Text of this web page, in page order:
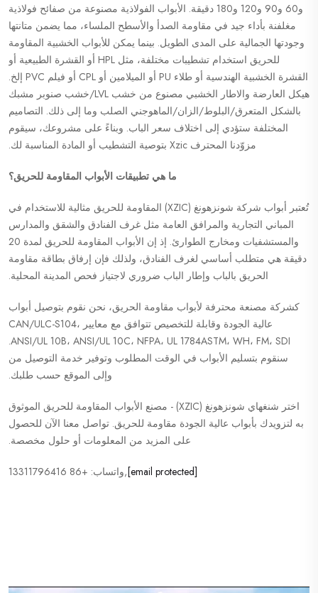
و60 و90 و120 و180 دقيقة. الأبواب الفولاذية مصنوعة من صفائح فولاذية
مغلفنة بأداء جيد في مقاومة الصدأ والأسطح الملساء، مما يضمن متانتها
وجودتها الجمالية على المدى الطويل. بينما يمكن للأبواب الخشبية المقاومة
للحريق استخدام تشطيبات مختلفة، مثل HPL أو القشرة الطبيعية أو
القشرة الخشبية الهندسية أو طلاء PU أو الميلامين أو CPL أو فيلم PVC إلخ.
هيكل العارضة والاطار الخشبي مصنوع من خشب LVL/خشب صنوبر مشبك
بالشكل المتعرق/البلوط/الزان/الماهوجني الصلب وما إلى ذلك. التصاميم
المختلفة ستؤدي إلى اختلاف سعر الباب. وبناءً على مشروعك، سيقوم
مزوّدنا المحترف Xzic بتوصية التشطيب أو المادة المناسبة لك.
ما هي تطبيقات الأبواب المقاومة للحريق؟
تُعتبر أبواب شركة شونزهونغ (XZIC) المقاومة للحريق مثالية للاستخدام في
المباني التجارية والمرافق العامة مثل غرف الفنادق والشقق والمدارس
والمستشفيات ومخارج الطوارئ. إذ إن الأبواب المقاومة للحريق لمدة 20
دقيقة هي متطلب أساسي لغرف الفنادق، ولذلك فإن إرفاق بطاقة مقاومة
الحريق بالباب وإطار الباب ضروري لاجتياز فحص المدينة المحلية.
كشركة مصنعة محترفة لأبواب مقاومة الحريق، نحن نقوم بتوصيل أبواب
عالية الجودة وقابلة للتخصيص تتوافق مع معايير CAN/ULC-S104،
ANSI/UL 10B، ANSI/UL 10C، NFPA، UL 1784ASTM، WH، FM، SDI.
سنقوم بتسليم الأبواب في الوقت المطلوب وتوفير خدمة التوصيل من
وإلى الموقع حسب طلبك.
اختر شنغهاي شونزهونغ (XZIC) - مصنع الأبواب المقاومة للحريق الموثوق
به لتزويدك بأبواب عالية الجودة مقاومة للحريق. تواصل معنا الآن للحصول
على المزيد من المعلومات أو حلول مخصصة.
[email protected] ,واتساب: +86 13311796416